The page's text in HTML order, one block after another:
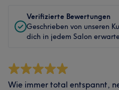
Verifizierte Bewertungen
Geschrieben von unseren
dich in jedem Salon
Wie immer total entspannt,